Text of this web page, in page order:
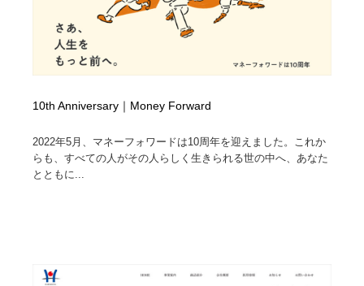
10th Anniversary｜Money Forward
2022年5月、マネーフォワードは10周年を迎えました。これか
らも、すべての人がその人らしく生きられる世の中へ、あなた
とともに...